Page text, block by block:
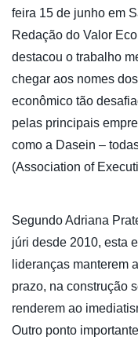
feira 15 de junho em
Redação do Valor
destacou o trabalho
chegar aos nomes
econômico tão
pelas principais
como a Dasein –
(Association of
Segundo Adriana
júri desde 2010, esta
lideranças manterem
prazo, na construção
renderem ao
Outro ponto